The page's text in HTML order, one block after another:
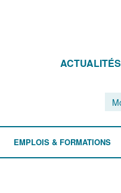
ACTUALITÉS
EMPLOIS & FORMATIONS